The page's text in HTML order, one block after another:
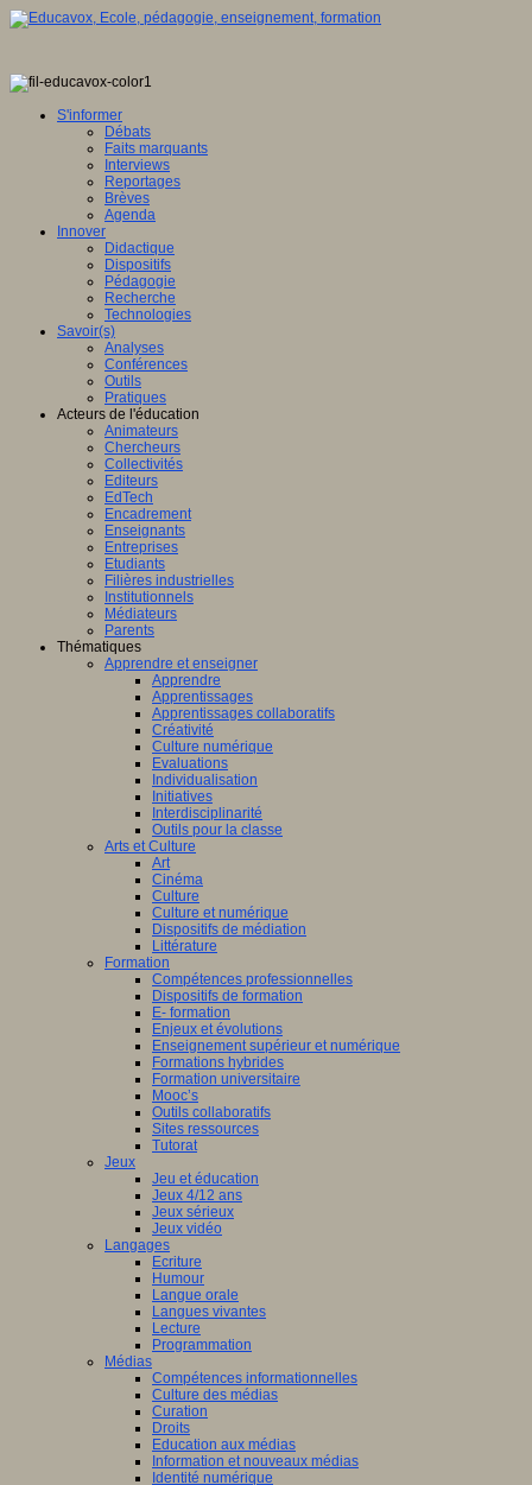
S'informer
Débats
Faits marquants
Interviews
Reportages
Brèves
Agenda
Innover
Didactique
Dispositifs
Pédagogie
Recherche
Technologies
Savoir(s)
Analyses
Conférences
Outils
Pratiques
Acteurs de l'éducation
Animateurs
Chercheurs
Collectivités
Editeurs
EdTech
Encadrement
Enseignants
Entreprises
Etudiants
Filières industrielles
Institutionnels
Médiateurs
Parents
Thématiques
Apprendre et enseigner
Apprendre
Apprentissages
Apprentissages collaboratifs
Créativité
Culture numérique
Evaluations
Individualisation
Initiatives
Interdisciplinarité
Outils pour la classe
Arts et Culture
Art
Cinéma
Culture
Culture et numérique
Dispositifs de médiation
Littérature
Formation
Compétences professionnelles
Dispositifs de formation
E- formation
Enjeux et évolutions
Enseignement supérieur et numérique
Formations hybrides
Formation universitaire
Mooc’s
Outils collaboratifs
Sites ressources
Tutorat
Jeux
Jeu et éducation
Jeux 4/12 ans
Jeux sérieux
Jeux vidéo
Langages
Ecriture
Humour
Langue orale
Langues vivantes
Lecture
Programmation
Médias
Compétences informationnelles
Culture des médias
Curation
Droits
Education aux médias
Information et nouveaux médias
Identité numérique